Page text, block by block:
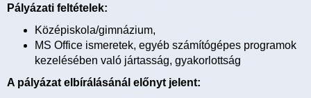
Pályázati feltételek:
Középiskola/gimnázium,
MS Office ismeretek, egyéb számítógépes programok
kezelésében való jártasság, gyakorlottság
A pályázat elbírálásánál előnyt jelent: